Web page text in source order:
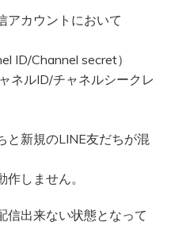
アカウントにおいて
ID/Channel secret）
ネルID/チャネルシークレ
と新規のLINE友だちが混
しません。
信出来ない状態となって